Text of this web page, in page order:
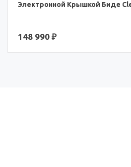
Электронной Крышкой Биде
148 990 ₽